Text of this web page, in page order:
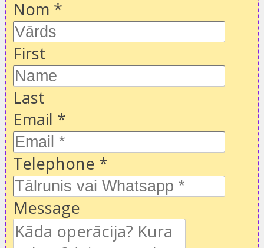
Nom *
First
Last
Email *
Telephone *
Message